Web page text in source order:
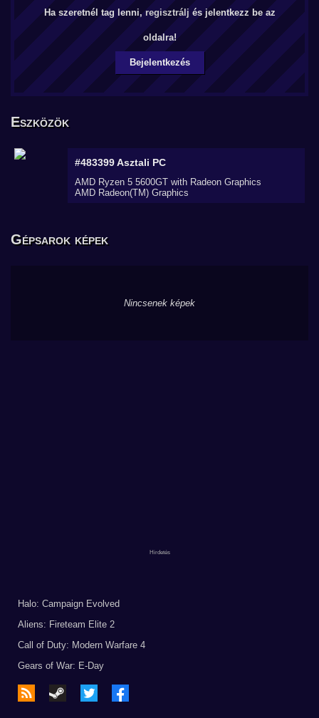
Ha szeretnél tag lenni, regisztrálj és jelentkezz be az
oldalra!
Bejelentkezés
Eszközök
#483399Asztali PC
AMD Ryzen 5 5600GT with Radeon Graphics
AMD Radeon(TM) Graphics
Gépsarok képek
Nincsenek képek
Halo: Campaign Evolved
Aliens: Fireteam Elite 2
Call of Duty: Modern Warfare 4
Gears of War: E-Day